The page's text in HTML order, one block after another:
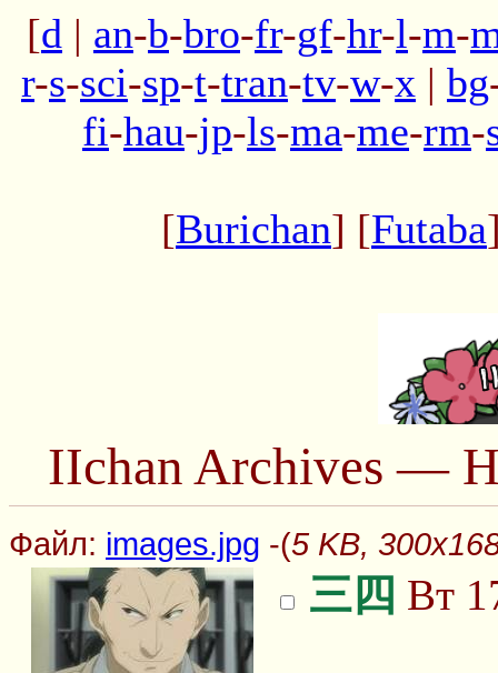
[d | an-b-bro-fr-gf-hr-l-m-
r-s-sci-sp-t-tran-tv-w-x | bg
fi-hau-jp-ls-ma-me-rm-
[Burichan] [Futaba
IIchan Archives —
Файл: images.jpg -(5 KB,
三四 Вт